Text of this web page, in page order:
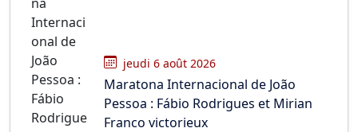
jeudi 6 août 2026
Maratona Internacional de João
Pessoa : Fábio Rodrigues et Mirian
Franco victorieux